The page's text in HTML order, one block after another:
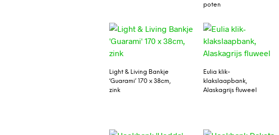
poten
Light & Living Bankje
‘Guarami’ 170 x 38cm,
zink
Eulia klik-
klakslaapbank,
Alaskagrijs fluweel